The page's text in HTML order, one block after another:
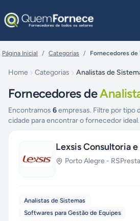
Página Inicial / Categorias / Fornecedores de
Home Categorias Analistas de
Fornecedores de
Encontramos 6empresas. Filtre por tipo
cidade para encontrar o fornecedor ideal.
Lexsis Consultoria
Porto Alegre - RS
Analistas de Sistemas
Softwares para Gestão de Equipes